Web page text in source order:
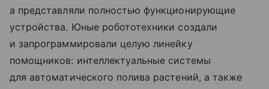
а представляли полностью функционирующие
устройства. Юные робототехники создали
и запрограммировали целую линейку
помощников: интеллектуальные системы
для автоматического полива растений, а также